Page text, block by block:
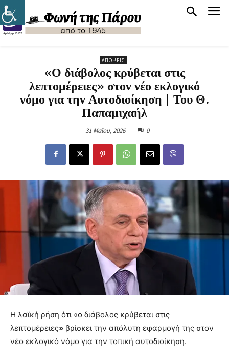
ΑΠΌΨΕΙΣ
«Ο διάβολος κρύβεται στις
λεπτομέρειες» στον νέο εκλογικό
νόμο για την Αυτοδιοίκηση | Του Θ.
Παπαμιχαήλ
31 Μαΐου, 2026 0
Η λαϊκή ρήση ότι «ο διάβολος κρύβεται στις
λεπτομέρειες» βρίσκει την απόλυτη εφαρμογή της στον
νέο εκλογικό νόμο για την τοπική αυτοδιοίκηση.